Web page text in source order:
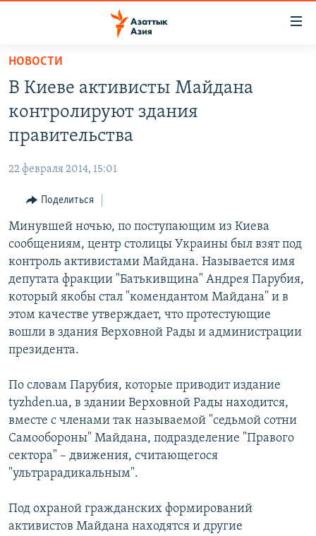
Вернуться
основному
содержанию
Вернутся
главной
навигации
Вернутся
поиску
ТАДЖИКИСТАН
ВОЙНА В УКРАИНЕ
ҚАЗАҚША
КЫРГЫЗЧА
ЎЗБЕКЧА
ТОҶИКӢ
TÜRKMENÇE
Все сайты РСЕ/РС
НОВОСТИ
В Киеве активисты Майдана
контролируют здания
правительства
22 февраля 2014, 15:01
Поделиться
Минувшей ночью, по поступающим из Киева
сообщениям, центр столицы Украины был взят под
контроль активистами Майдана. Называется имя
депутата фракции "Батькивщина" Андрея Парубия,
который якобы стал "комендантом Майдана" и в
этом качестве утверждает, что протестующие
вошли в здания Верховной Рады и администрации
президента.
По словам Парубия, которые приводит издание
tyzhden.ua, в здании Верховной Рады находится,
вместе с членами так называемой "седьмой сотни
Самообороны" Майдана, подразделение "Правого
сектора" – движения, считающегося
"ультрарадикальным".
Под охраной гражданских формирований
активистов Майдана находятся и другие